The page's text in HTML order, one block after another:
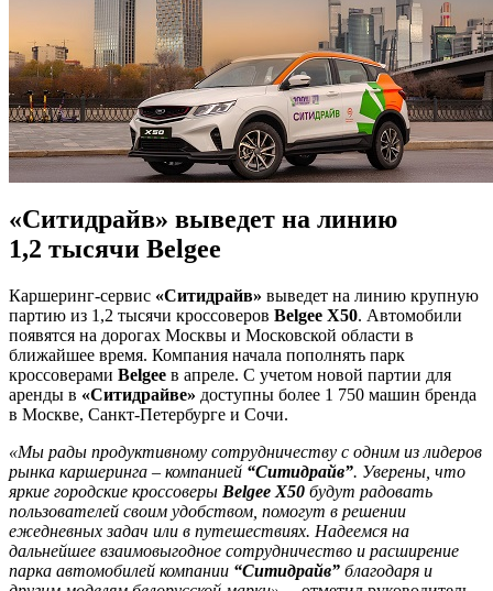
«Ситидрайв» выведет на линию
1,2 тысячи Belgee
Каршеринг-сервис «Ситидрайв» выведет на линию крупную
партию из 1,2 тысячи кроссоверов Belgee X50. Автомобили
появятся на дорогах Москвы и Московской области в
ближайшее время. Компания начала пополнять парк
кроссоверами Belgee в апреле. С учетом новой партии для
аренды в «Ситидрайве» доступны более 1 750 машин бренда
в Москве, Санкт-Петербурге и Сочи.
«Мы рады продуктивному сотрудничеству с одним из лидеров
рынка каршеринга – компанией “Ситидрайв”. Уверены, что
яркие городские кроссоверы Belgee X50 будут радовать
пользователей своим удобством, помогут в решении
ежедневных задач или в путешествиях. Надеемся на
дальнейшее взаимовыгодное сотрудничество и расширение
парка автомобилей компании “Ситидрайв” благодаря и